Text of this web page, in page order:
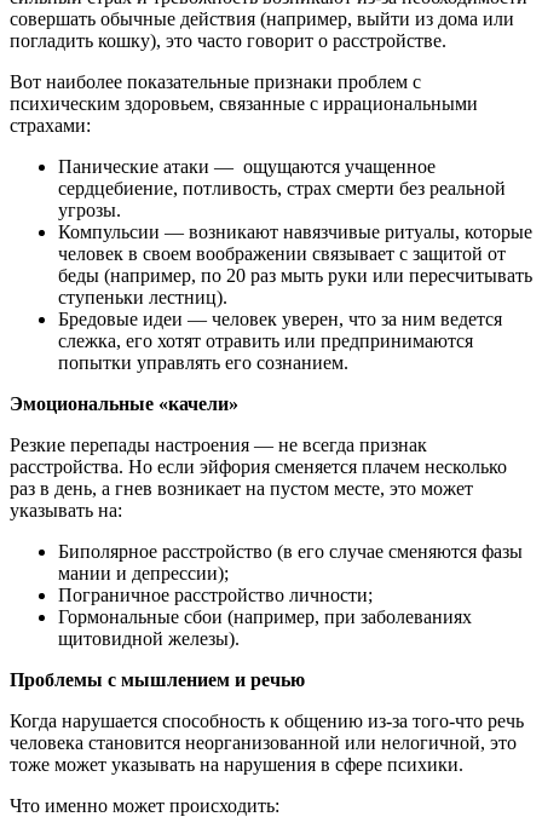
совершать обычные действия (например, выйти из дома или
погладить кошку), это часто говорит о расстройстве.
Вот наиболее показательные признаки проблем с
психическим здоровьем, связанные с иррациональными
страхами:
Панические атаки — ощущаются учащенное
сердцебиение, потливость, страх смерти без реальной
угрозы.
Компульсии — возникают навязчивые ритуалы, которые
человек в своем воображении связывает с защитой от
беды (например, по 20 раз мыть руки или пересчитывать
ступеньки лестниц).
Бредовые идеи — человек уверен, что за ним ведется
слежка, его хотят отравить или предпринимаются
попытки управлять его сознанием.
Эмоциональные «качели»
Резкие перепады настроения — не всегда признак
расстройства. Но если эйфория сменяется плачем несколько
раз в день, а гнев возникает на пустом месте, это может
указывать на:
Биполярное расстройство (в его случае сменяются фазы
мании и депрессии);
Пограничное расстройство личности;
Гормональные сбои (например, при заболеваниях
щитовидной железы).
Проблемы с мышлением и речью
Когда нарушается способность к общению из-за того-что речь
человека становится неорганизованной или нелогичной, это
тоже может указывать на нарушения в сфере психики.
Что именно может происходить: